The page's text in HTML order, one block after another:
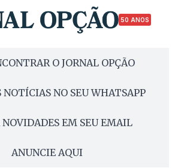
50 ANOS
O JORNAL OPÇÃO
NOTÍCIAS NO SEU WHATSAPP
NOVIDADES EM SEU EMAIL
ANUNCIE AQUI